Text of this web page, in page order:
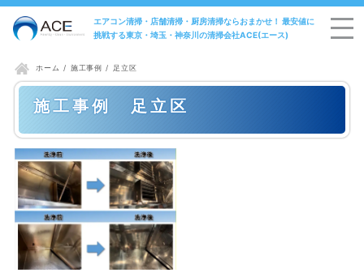
エアコン清掃・店舗清掃・厨房清掃ならおまかせ！ 最安値に
挑戦する東京・埼玉・神奈川の清掃会社ACE(エース)
ホーム 施工事例 足立区
施工事例 足立区